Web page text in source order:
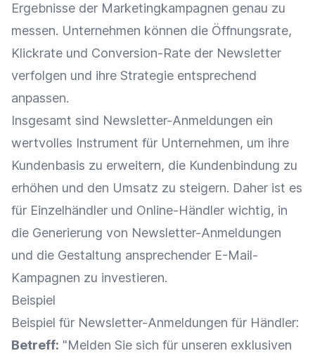
Ergebnisse der Marketingkampagnen genau zu
messen. Unternehmen können die Öffnungsrate,
Klickrate und Conversion-Rate der Newsletter
verfolgen und ihre Strategie entsprechend
anpassen.
Insgesamt sind Newsletter-Anmeldungen ein
wertvolles Instrument für Unternehmen, um ihre
Kundenbasis zu erweitern, die Kundenbindung zu
erhöhen und den Umsatz zu steigern. Daher ist es
für Einzelhändler und Online-Händler wichtig, in
die Generierung von Newsletter-Anmeldungen
und die Gestaltung ansprechender E-Mail-
Kampagnen zu investieren.
Beispiel
Beispiel für Newsletter-Anmeldungen für Händler:
Betreff: "Melden Sie sich für unseren exklusiven